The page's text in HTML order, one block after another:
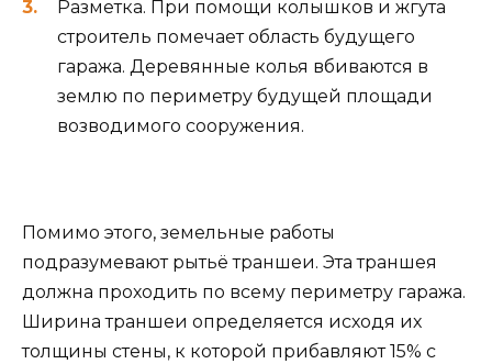
Разметка. При помощи колышков и жгута
строитель помечает область будущего
гаража. Деревянные колья вбиваются в
землю по периметру будущей площади
возводимого сооружения.
Помимо этого, земельные работы
подразумевают рытьё траншеи. Эта траншея
должна проходить по всему периметру гаража.
Ширина траншеи определяется исходя их
толщины стены, к которой прибавляют 15% с